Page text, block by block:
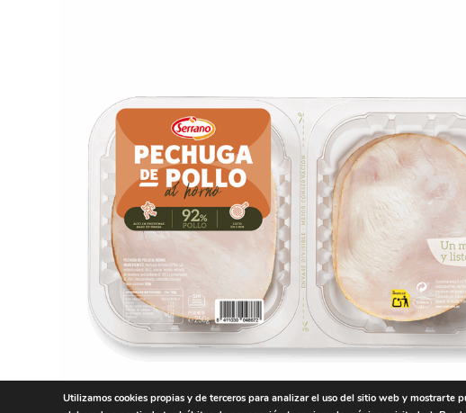
Utilizamos cookies propias y de terceros para analizar el uso del sitio web y mostrarte